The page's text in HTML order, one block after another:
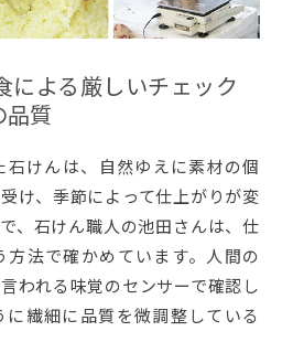
よる厳しいチェック
品質
石けんは、自然ゆえに素材の個
け、季節によって仕上がりが変
、石けん職人の池田さんは、仕
方法で確かめています。人間の
われる味覚のセンサーで確認し
繊細に品質を微調整している